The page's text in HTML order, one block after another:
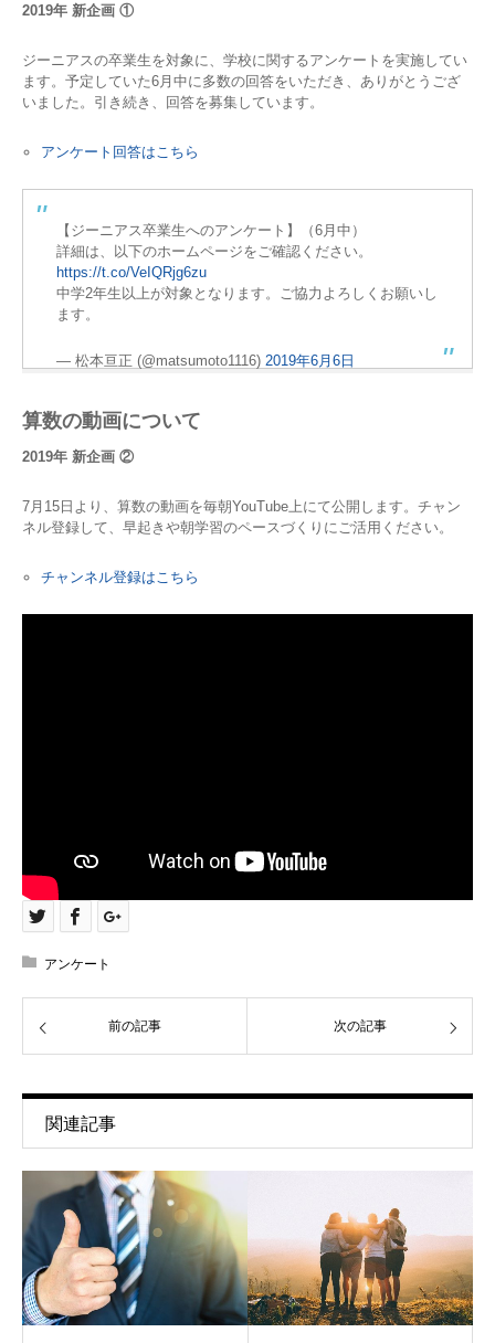
2019年 新企画 ①
ジーニアスの卒業生を対象に、学校に関するアンケートを実施してい
ます。予定していた6月中に多数の回答をいただき、ありがとうござ
いました。引き続き、回答を募集しています。
アンケート回答はこちら
【ジーニアス卒業生へのアンケート】（6月中）
詳細は、以下のホームページをご確認ください。
https://t.co/VeIQRjg6zu
中学2年生以上が対象となります。ご協力よろしくお願いし
ます。
— 松本亘正 (@matsumoto1116) 2019年6月6日
算数の動画について
2019年 新企画 ②
7月15日より、算数の動画を毎朝YouTube上にて公開します。チャン
ネル登録して、早起きや朝学習のペースづくりにご活用ください。
チャンネル登録はこちら
アンケート
前の記事 次の記事
関連記事